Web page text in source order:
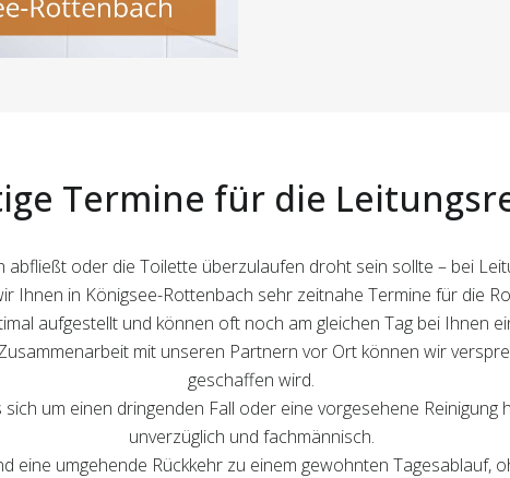
Termine für die
abfließt oder die Toilette überzulaufen droht sein sollte – bei
Ihnen in Königsee-Rottenbach sehr zeitnahe Termine für die
aufgestellt und können oft noch am gleichen Tag bei Ihnen
mit unseren Partnern vor Ort können wir
geschaffen wird.
um einen dringenden Fall oder eine vorgesehene
unverzüglich und fachmännisch.
eine umgehende Rückkehr zu einem gewohnten Tagesablauf,